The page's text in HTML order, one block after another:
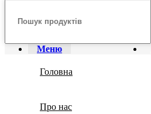
Меню
Головна
Про нас